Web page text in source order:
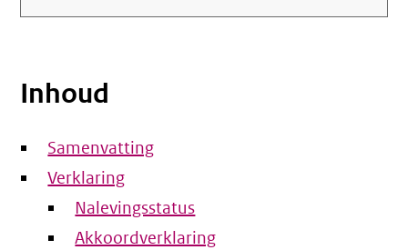
Inhoud
Samenvatting
Verklaring
Nalevingsstatus
Akkoordverklaring